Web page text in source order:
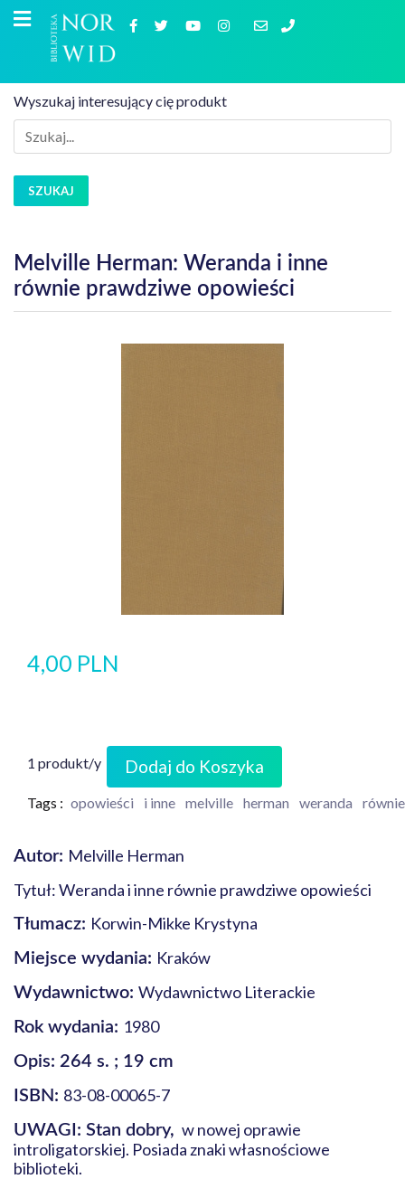
Wyszukaj interesujący cię produkt
SZUKAJ
Melville Herman: Weranda i inne
równie prawdziwe opowieści
4,00 PLN
1 produkt/y Dodaj do Koszyka
Tags : opowieści i inne melville herman weranda równie
Autor: Melville Herman
Tytuł: Weranda i inne równie prawdziwe opowieści
Tłumacz: Korwin-Mikke Krystyna
Miejsce wydania: Kraków
Wydawnictwo: Wydawnictwo Literackie
Rok wydania: 1980
Opis: 264 s. ; 19 cm
ISBN: 83-08-00065-7
UWAGI: Stan dobry, w nowej oprawie
introligatorskiej. Posiada znaki własnościowe
biblioteki.